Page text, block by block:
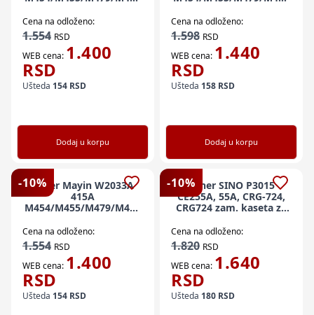
CYAN (cip)
GPHPTKC454PM
Cena na odloženo:
1.554 RSD
WEB cena: 1.400
RSD
Ušteda 154 RSD
Dodaj u korpu
Black (cip)
GPHPTK454PM
Cena na odloženo:
1.598 RSD
WEB cena: 1.440
RSD
Ušteda 158 RSD
Dodaj u korpu
-10%
Toner Mayin W2033A
415A
M454/M455/M479/M480
Magenta (cip)
GPHPTKM454PM
Cena na odloženo:
1.554 RSD
WEB cena: 1.400
RSD
Ušteda 154 RSD
-10%
Toner SINO P3015
CE255A, 55A, CRG-724,
CRG724 zam. kaseta za
Cena na odloženo:
1.820 RSD
WEB cena: 1.640
RSD
Ušteda 180 RSD